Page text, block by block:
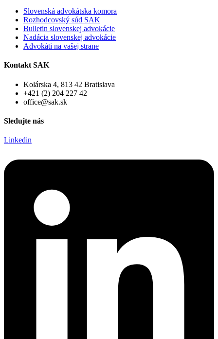
Slovenská advokátska komora
Rozhodcovský súd SAK
Bulletin slovenskej advokácie
Nadácia slovenskej advokácie
Advokáti na vašej strane
Kontakt SAK
Kolárska 4, 813 42 Bratislava
+421 (2) 204 227 42
office@sak.sk
Sledujte nás
Linkedin